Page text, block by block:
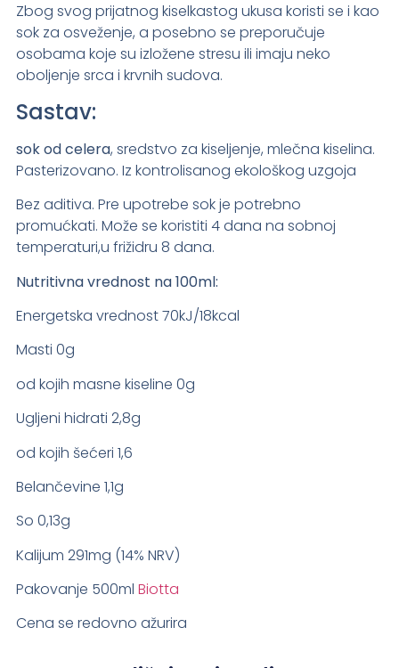
Zbog svog prijatnog kiselkastog ukusa koristi se i kao
sok za osveženje, a posebno se preporučuje
osobama koje su izložene stresu ili imaju neko
oboljenje srca i krvnih sudova.
Sastav:
sok od celera, sredstvo za kiseljenje, mlečna kiselina.
Pasterizovano. Iz kontrolisanog ekološkog uzgoja
Bez aditiva. Pre upotrebe sok je potrebno
promućkati. Može se koristiti 4 dana na sobnoj
temperaturi,u frižidru 8 dana.
Nutritivna vrednost na 100ml:
Energetska vrednost 70kJ/18kcal
Masti 0g
od kojih masne kiseline 0g
Ugljeni hidrati 2,8g
od kojih šećeri 1,6
Belančevine 1,1g
So 0,13g
Kalijum 291mg (14% NRV)
Pakovanje 500ml Biotta
Cena se redovno ažurira